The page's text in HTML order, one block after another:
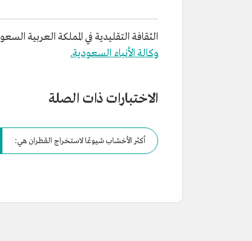
الثقافة التقليدية في المملكة العربية
وكالة الأنباء السعودية.
الاختبارات ذات الصلة
أكثر الأخشاب شيوعًا لاستخراج القطران هي: